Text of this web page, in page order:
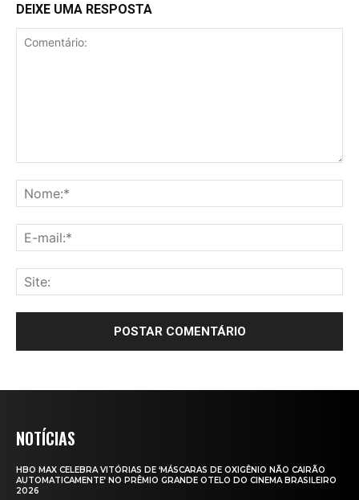
DEIXE UMA RESPOSTA
NOTÍCIAS
HBO MAX CELEBRA VITÓRIAS DE ‘MÁSCARAS DE OXIGÊNIO NÃO CAIRÃO
AUTOMATICAMENTE’ NO PRÊMIO GRANDE OTELO DO CINEMA BRASILEIRO
2026